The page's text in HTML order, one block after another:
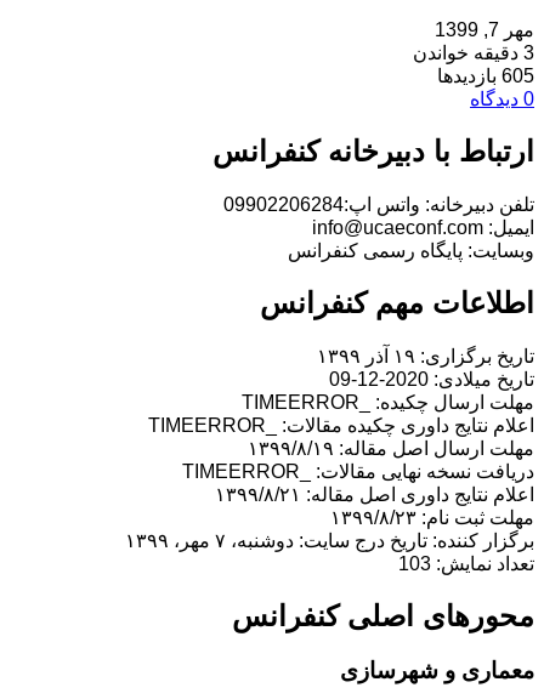
مهر 7, 1399
3 دقیقه خواندن
605 بازدیدها
0 دیدگاه
ارتباط با دبیرخانه کنفرانس
تلفن دبیرخانه: واتس اپ:09902206284
ایمیل: info@ucaeconf.com
وبسایت: پایگاه رسمی کنفرانس
اطلاعات مهم کنفرانس
تاریخ برگزاری: ۱۹ آذر ۱۳۹۹
تاریخ میلادی: 2020-12-09
مهلت ارسال چکیده: _TIMEERROR
اعلام نتایج داوری چکیده مقالات: _TIMEERROR
مهلت ارسال اصل مقاله: ۱۳۹۹/۸/۱۹
دریافت نسخه نهایی مقالات: _TIMEERROR
اعلام نتایج داوری اصل مقاله: ۱۳۹۹/۸/۲۱
مهلت ثبت نام: ۱۳۹۹/۸/۲۳
برگزار کننده: تاریخ درج سایت: دوشنبه، ۷ مهر، ۱۳۹۹
تعداد نمایش: 103
محورهای اصلی کنفرانس
معماری و شهرسازی